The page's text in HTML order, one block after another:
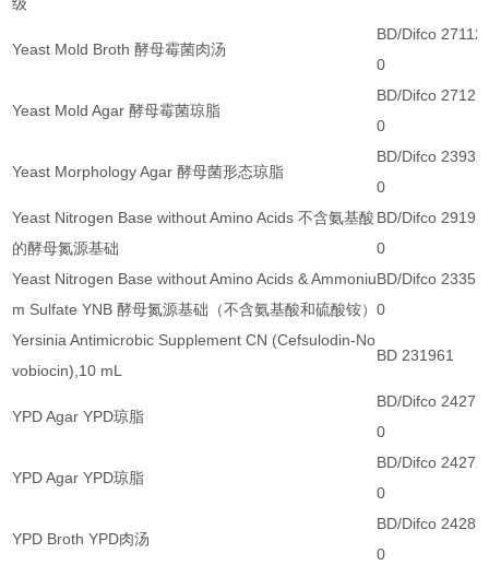
Yeast Mold Broth 酵母霉菌肉汤
BD/Difco 27112
0
Yeast Mold Agar 酵母霉菌琼脂
BD/Difco 27121
0
Yeast Morphology Agar 酵母菌形态琼脂
BD/Difco 23932
0
Yeast Nitrogen Base without Amino Acids 不含氨基酸
的酵母氮源基础
BD/Difco 29193
0
Yeast Nitrogen Base without Amino Acids & Ammoniu
m Sulfate YNB 酵母氮源基础（不含氨基酸和硫酸铵）
BD/Difco 23351
0
Yersinia Antimicrobic Supplement CN (Cefsulodin-No
vobiocin),10 mL
BD 231961
YPD Agar YPD琼脂
BD/Difco 24271
0
YPD Agar YPD琼脂
BD/Difco 24272
0
YPD Broth YPD肉汤
BD/Difco 24281
0